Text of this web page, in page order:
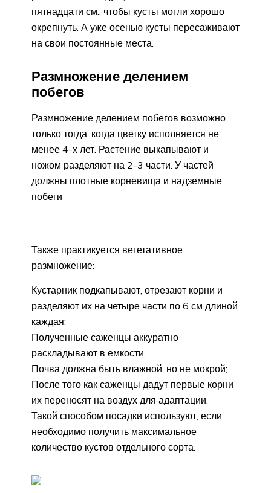
пятнадцати см., чтобы кусты могли хорошо
окрепнуть. А уже осенью кусты пересаживают
на свои постоянные места.
Размножение делением
побегов
Размножение делением побегов возможно
только тогда, когда цветку исполняется не
менее 4-х лет. Растение выкапывают и
ножом разделяют на 2-3 части. У частей
должны плотные корневища и надземные
побеги
Также практикуется вегетативное
размножение:
Кустарник подкапывают, отрезают корни и
разделяют их на четыре части по 6 см длиной
каждая;
Полученные саженцы аккуратно
раскладывают в емкости;
Почва должна быть влажной, но не мокрой;
После того как саженцы дадут первые корни
их переносят на воздух для адаптации.
Такой способом посадки используют, если
необходимо получить максимальное
количество кустов отдельного сорта.